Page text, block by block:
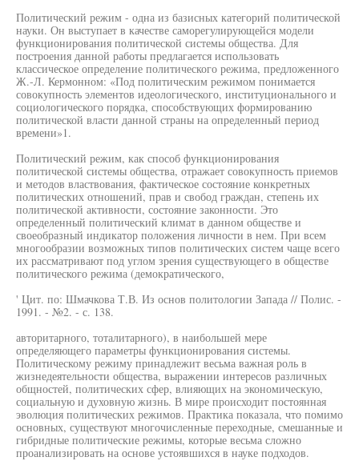
Политический режим - одна из базисных категорий политической
науки. Он выступает в качестве саморегулирующейся модели
функционирования политической системы общества. Для
построения данной работы предлагается использовать
классическое определение политического режима, предложенного
Ж.-Л. Кермонном: «Под политическим режимом понимается
совокупность элементов идеологического, институционального и
социологического порядка, способствующих формированию
политической власти данной страны на определенный период
времени»1.
Политический режим, как способ функционирования
политической системы общества, отражает совокупность приемов
и методов властвования, фактическое состояние конкретных
политических отношений, прав и свобод граждан, степень их
политической активности, состояние законности. Это
определенный политический климат в данном обществе и
своеобразный индикатор положения личности в нем. При всем
многообразии возможных типов политических систем чаще всего
их рассматривают под углом зрения существующего в обществе
политического режима (демократического,
' Цит. по: Шмачкова Т.В. Из основ политологии Запада // Полис. -
1991. - №2. - с. 138.
авторитарного, тоталитарного), в наибольшей мере
определяющего параметры функционирования системы.
Политическому режиму принадлежит весьма важная роль в
жизнедеятельности общества, выражении интересов различных
общностей, политических сфер, влияющих на экономическую,
социальную и духовную жизнь. В мире происходит постоянная
эволюция политических режимов. Практика показала, что помимо
основных, существуют многочисленные переходные, смешанные и
гибридные политические режимы, которые весьма сложно
проанализировать на основе устоявшихся в науке подходов.